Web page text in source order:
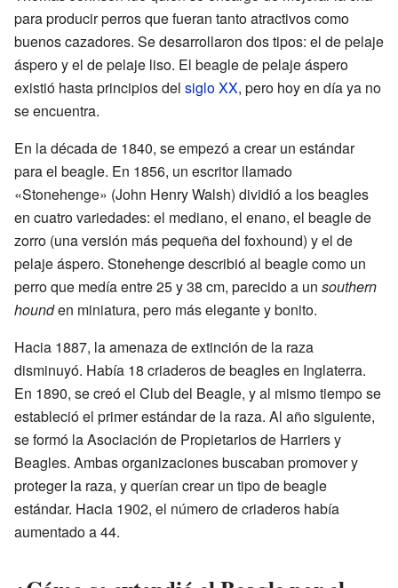
para producir perros que fueran tanto atractivos como
buenos cazadores. Se desarrollaron dos tipos: el de pelaje
áspero y el de pelaje liso. El beagle de pelaje áspero
existió hasta principios del siglo XX, pero hoy en día ya no
se encuentra.
En la década de 1840, se empezó a crear un estándar
para el beagle. En 1856, un escritor llamado
«Stonehenge» (John Henry Walsh) dividió a los beagles
en cuatro variedades: el mediano, el enano, el beagle de
zorro (una versión más pequeña del foxhound) y el de
pelaje áspero. Stonehenge describió al beagle como un
perro que medía entre 25 y 38 cm, parecido a un southern
hounden miniatura, pero más elegante y bonito.
Hacia 1887, la amenaza de extinción de la raza
disminuyó. Había 18 criaderos de beagles en Inglaterra.
En 1890, se creó el Club del Beagle, y al mismo tiempo se
estableció el primer estándar de la raza. Al año siguiente,
se formó la Asociación de Propietarios de Harriers y
Beagles. Ambas organizaciones buscaban promover y
proteger la raza, y querían crear un tipo de beagle
estándar. Hacia 1902, el número de criaderos había
aumentado a 44.